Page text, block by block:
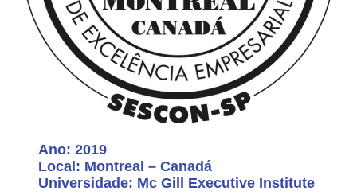
Ano: 2019
Local: Montreal – Canadá
Universidade: Mc Gill Executive Institute